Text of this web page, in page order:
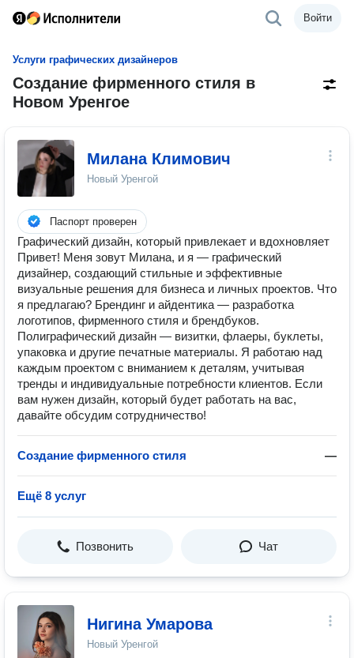
Войти
Услуги графических дизайнеров
Создание фирменного стиля в
Новом Уренгое
Милана Климович
Новый Уренгой
Паспорт проверен
Графический дизайн, который привлекает и вдохновляет
Привет! Меня зовут Милана, и я — графический
дизайнер, создающий стильные и эффективные
визуальные решения для бизнеса и личных проектов. Что
я предлагаю? Брендинг и айдентика — разработка
логотипов, фирменного стиля и брендбуков.
Полиграфический дизайн — визитки, флаеры, буклеты,
упаковка и другие печатные материалы. Я работаю над
каждым проектом с вниманием к деталям, учитывая
тренды и индивидуальные потребности клиентов. Если
вам нужен дизайн, который будет работать на вас,
давайте обсудим сотрудничество!
Создание фирменного стиля —
Ещё 8 услуг
Позвонить Чат
Нигина Умарова
Новый Уренгой